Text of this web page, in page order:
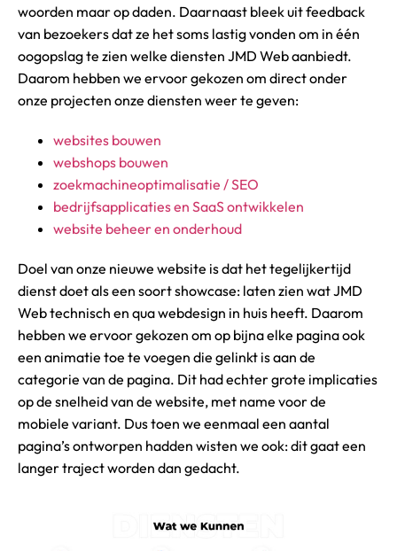
woorden maar op daden. Daarnaast bleek uit feedback
van bezoekers dat ze het soms lastig vonden om in één
oogopslag te zien welke diensten JMD Web aanbiedt.
Daarom hebben we ervoor gekozen om direct onder
onze projecten onze diensten weer te geven:
websites bouwen
webshops bouwen
zoekmachineoptimalisatie / SEO
bedrijfsapplicaties en SaaS ontwikkelen
website beheer en onderhoud
Doel van onze nieuwe website is dat het tegelijkertijd
dienst doet als een soort showcase: laten zien wat JMD
Web technisch en qua webdesign in huis heeft. Daarom
hebben we ervoor gekozen om op bijna elke pagina ook
een animatie toe te voegen die gelinkt is aan de
categorie van de pagina. Dit had echter grote implicaties
op de snelheid van de website, met name voor de
mobiele variant. Dus toen we eenmaal een aantal
pagina’s ontworpen hadden wisten we ook: dit gaat een
langer traject worden dan gedacht.